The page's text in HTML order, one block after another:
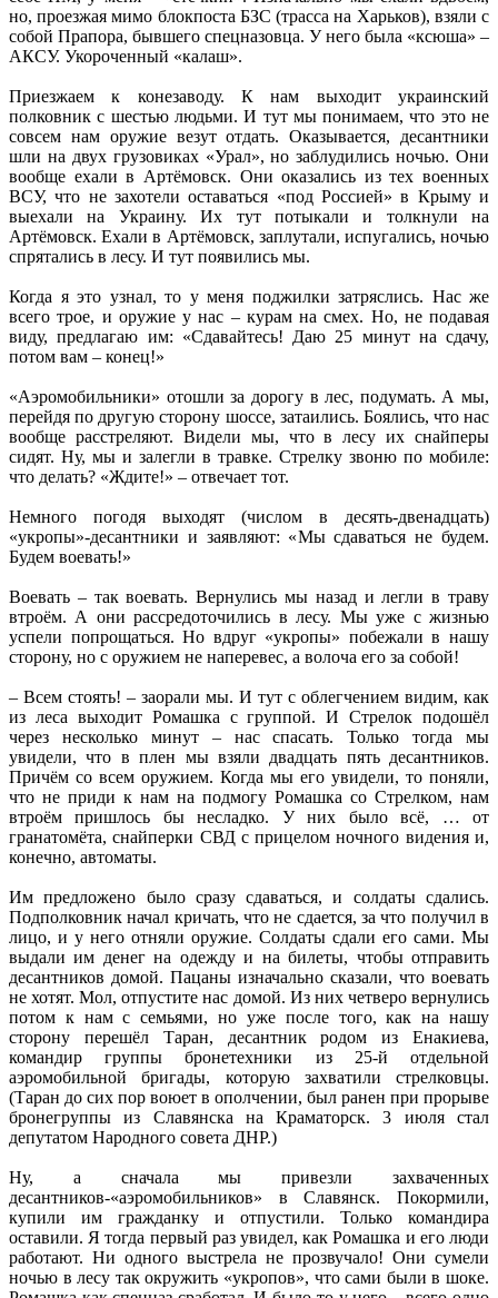
но, проезжая мимо блокпоста БЗС (трасса на Харьков), взяли с
собой Прапора, бывшего спецназовца. У него была «ксюша» –
АКСУ. Укороченный «калаш».
Приезжаем к конезаводу. К нам выходит украинский
полковник с шестью людьми. И тут мы понимаем, что это не
совсем нам оружие везут отдать. Оказывается, десантники
шли на двух грузовиках «Урал», но заблудились ночью. Они
вообще ехали в Артёмовск. Они оказались из тех военных
ВСУ, что не захотели оставаться «под Россией» в Крыму и
выехали на Украину. Их тут потыкали и толкнули на
Артёмовск. Ехали в Артёмовск, заплутали, испугались, ночью
спрятались в лесу. И тут появились мы.
Когда я это узнал, то у меня поджилки затряслись. Нас же
всего трое, и оружие у нас – курам на смех. Но, не подавая
виду, предлагаю им: «Сдавайтесь! Даю 25 минут на сдачу,
потом вам – конец!»
«Аэромобильники» отошли за дорогу в лес, подумать. А мы,
перейдя по другую сторону шоссе, затаились. Боялись, что нас
вообще расстреляют. Видели мы, что в лесу их снайперы
сидят. Ну, мы и залегли в травке. Стрелку звоню по мобиле:
что делать? «Ждите!» – отвечает тот.
Немного погодя выходят (числом в десять-двенадцать)
«укропы»-десантники и заявляют: «Мы сдаваться не будем.
Будем воевать!»
Воевать – так воевать. Вернулись мы назад и легли в траву
втроём. А они рассредоточились в лесу. Мы уже с жизнью
успели попрощаться. Но вдруг «укропы» побежали в нашу
сторону, но с оружием не наперевес, а волоча его за собой!
– Всем стоять! – заорали мы. И тут с облегчением видим, как
из леса выходит Ромашка с группой. И Стрелок подошёл
через несколько минут – нас спасать. Только тогда мы
увидели, что в плен мы взяли двадцать пять десантников.
Причём со всем оружием. Когда мы его увидели, то поняли,
что не приди к нам на подмогу Ромашка со Стрелком, нам
втроём пришлось бы несладко. У них было всё, … от
гранатомёта, снайперки СВД с прицелом ночного видения и,
конечно, автоматы.
Им предложено было сразу сдаваться, и солдаты сдались.
Подполковник начал кричать, что не сдается, за что получил в
лицо, и у него отняли оружие. Солдаты сдали его сами. Мы
выдали им денег на одежду и на билеты, чтобы отправить
десантников домой. Пацаны изначально сказали, что воевать
не хотят. Мол, отпустите нас домой. Из них четверо вернулись
потом к нам с семьями, но уже после того, как на нашу
сторону перешёл Таран, десантник родом из Енакиева,
командир группы бронетехники из 25-й отдельной
аэромобильной бригады, которую захватили стрелковцы.
(Таран до сих пор воюет в ополчении, был ранен при прорыве
бронегруппы из Славянска на Краматорск. 3 июля стал
депутатом Народного совета ДНР.)
Ну, а сначала мы привезли захваченных
десантников-«аэромобильников» в Славянск. Покормили,
купили им гражданку и отпустили. Только командира
оставили. Я тогда первый раз увидел, как Ромашка и его люди
работают. Ни одного выстрела не прозвучало! Они сумели
ночью в лесу так окружить «укропов», что сами были в шоке.